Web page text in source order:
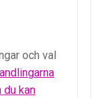
och val
kan